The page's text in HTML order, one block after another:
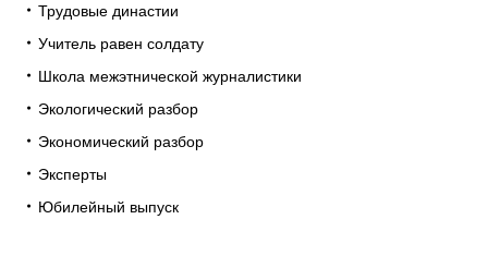
Трудовые династии
Учитель равен солдату
Школа межэтнической журналистики
Экологический разбор
Экономический разбор
Эксперты
Юбилейный выпуск